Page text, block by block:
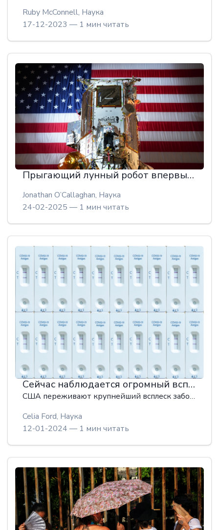
Ruby McConnell, Наука
17-12-2023 — 1 мин читать
Прыгающий лунный робот впервые исследует мрачный лунный кратер
Jonathan O’Callaghan, Наука
24-02-2025 — 1 мин читать
Сейчас наблюдается огромный всплеск ковида, и никто об этом не говорит
США переживают крупнейший всплеск заболеваемости Ковидом со времен Омикрона, но при минимальном тестировании и хорошем иммунитете населения эта волна в основном игнорируется.
Celia Ford, Наука
12-01-2024 — 1 мин читать